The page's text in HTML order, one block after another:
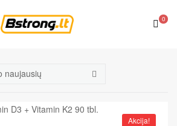
0
Akcija!